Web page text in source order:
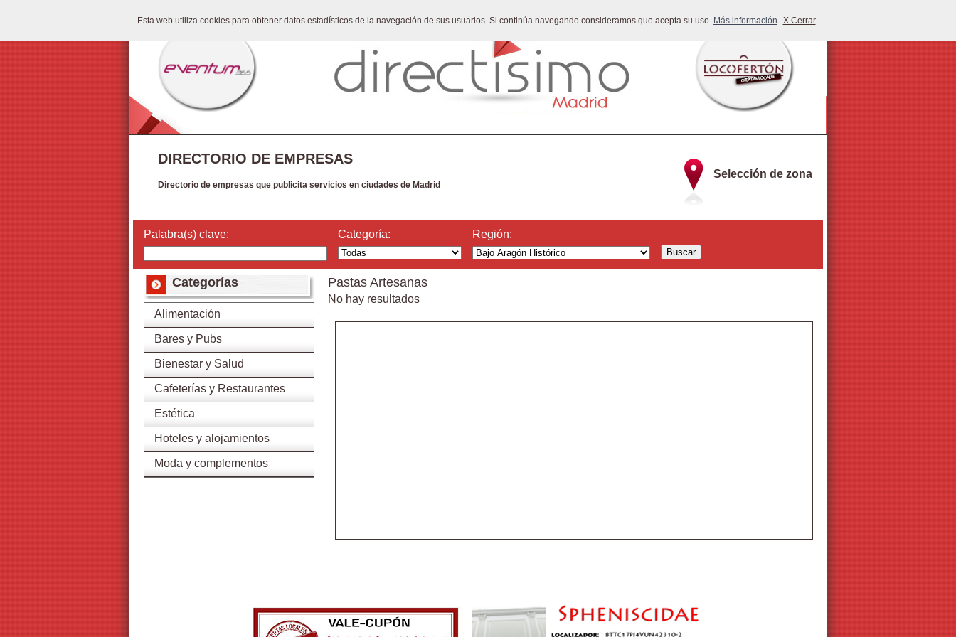
Esta web utiliza cookies para obtener datos estadísticos de la navegación de sus usuarios. Si continúa navegando consideramos que acepta su uso. Más información X Cerrar
Selección de zona
DIRECTORIO DE EMPRESAS
Directorio de empresas que publicita servicios en ciudades de Madrid
Palabra(s) clave: Categoría: Región:
Categorías
Alimentación
Bares y Pubs
Bienestar y Salud
Cafeterías y Restaurantes
Estética
Hoteles y alojamientos
Moda y complementos
Pastas Artesanas
No hay resultados